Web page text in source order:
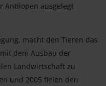
Antilopen ausgelegt
macht den Tieren das
dem Ausbau der
Landwirtschaft zu
und 2005 fielen den